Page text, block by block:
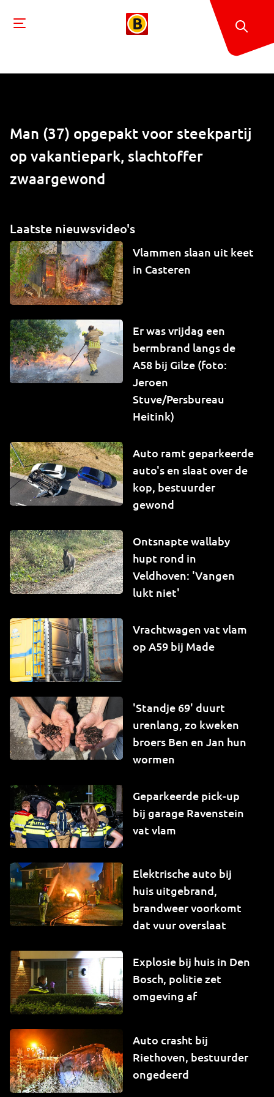
Man (37) opgepakt voor steekpartij
op vakantiepark, slachtoffer
zwaargewond
Laatste nieuwsvideo's
Vlammen slaan uit keet
in Casteren
Er was vrijdag een
bermbrand langs de
A58 bij Gilze (foto:
Jeroen
Stuve/Persbureau
Heitink)
Auto ramt geparkeerde
auto's en slaat over de
kop, bestuurder
gewond
Ontsnapte wallaby
hupt rond in
Veldhoven: 'Vangen
lukt niet'
Vrachtwagen vat vlam
op A59 bij Made
'Standje 69' duurt
urenlang, zo kweken
broers Ben en Jan hun
wormen
Geparkeerde pick-up
bij garage Ravenstein
vat vlam
Elektrische auto bij
huis uitgebrand,
brandweer voorkomt
dat vuur overslaat
Explosie bij huis in Den
Bosch, politie zet
omgeving af
Auto crasht bij
Riethoven, bestuurder
ongedeerd